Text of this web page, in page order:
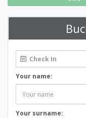
Your name:
Your surname: